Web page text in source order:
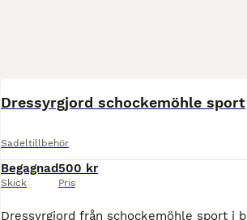
Dressyrgjord schockemöhle sport
Sadeltillbehör
Begagnad
Skick
500 kr
Pris